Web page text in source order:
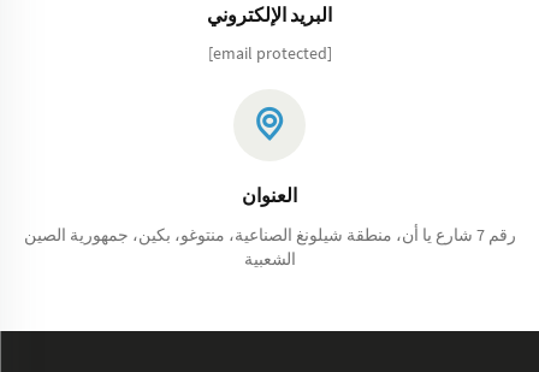
البريد الإلكتروني
[email protected]
العنوان
رقم 7 شارع يا أن، منطقة شيلونغ الصناعية، منتوغو، بكين، جمهورية الصين
الشعبية